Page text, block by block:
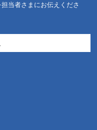
当者さまにお伝えくださ